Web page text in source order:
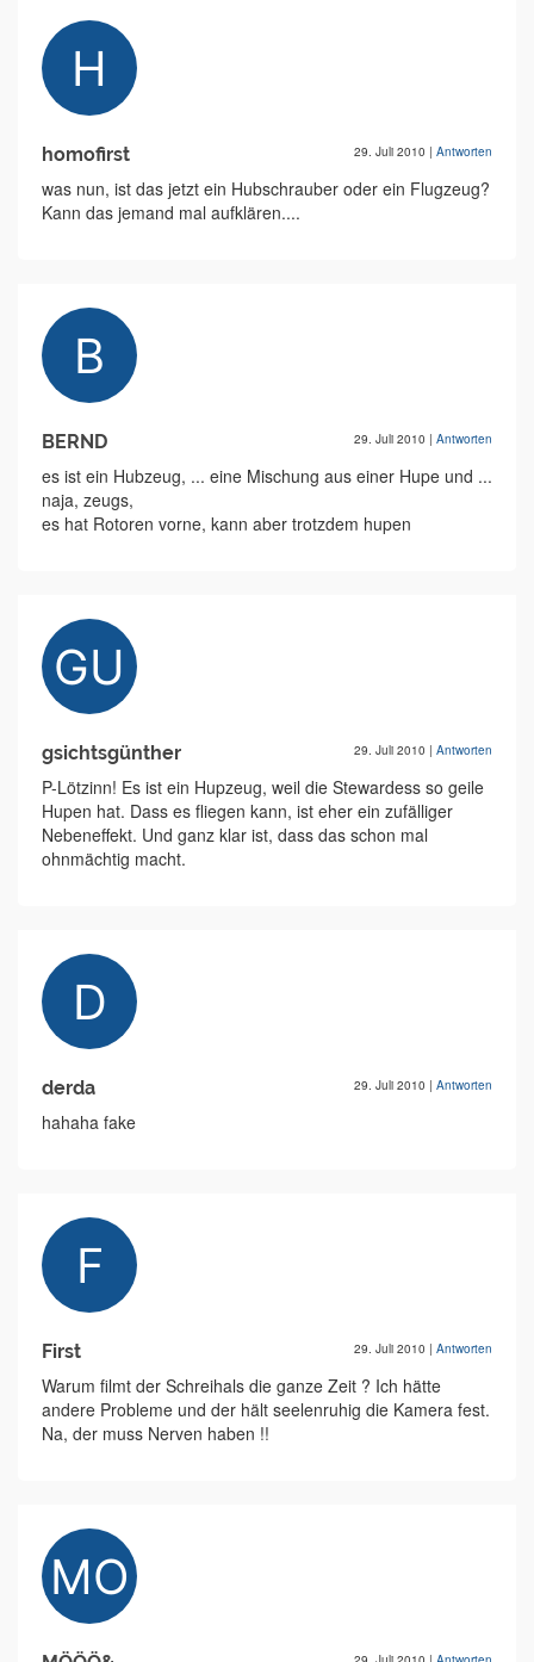
homofirst 29. Juli 2010 | Antworten
was nun, ist das jetzt ein Hubschrauber oder ein Flugzeug?
Kann das jemand mal aufklären....
BERND 29. Juli 2010 | Antworten
es ist ein Hubzeug, ... eine Mischung aus einer Hupe und ...
naja, zeugs,
es hat Rotoren vorne, kann aber trotzdem hupen
gsichtsgünther 29. Juli 2010 | Antworten
P-Lötzinn! Es ist ein Hupzeug, weil die Stewardess so geile
Hupen hat. Dass es fliegen kann, ist eher ein zufälliger
Nebeneffekt. Und ganz klar ist, dass das schon mal
ohnmächtig macht.
derda 29. Juli 2010 | Antworten
hahaha fake
First 29. Juli 2010 | Antworten
Warum filmt der Schreihals die ganze Zeit ? Ich hätte
andere Probleme und der hält seelenruhig die Kamera fest.
Na, der muss Nerven haben !!